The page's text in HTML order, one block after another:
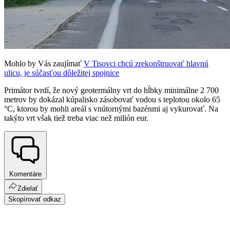
Mohlo by Vás zaujímať V Tisovci chcú zrekonštruovať hlavnú
ulicu, je súčasťou dôležitej spojnice
Primátor tvrdí, že nový geotermálny vrt do hĺbky minimálne 2 700
metrov by dokázal kúpalisko zásobovať vodou s teplotou okolo 65
°C, ktorou by mohli areál s vnútornými bazénmi aj vykurovať. Na
takýto vrt však tiež treba viac než milión eur.
Komentáre
Zdielať
Skopírovať odkaz